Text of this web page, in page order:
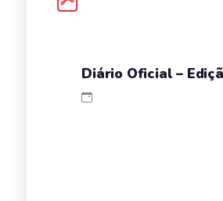
Diário Oficial –